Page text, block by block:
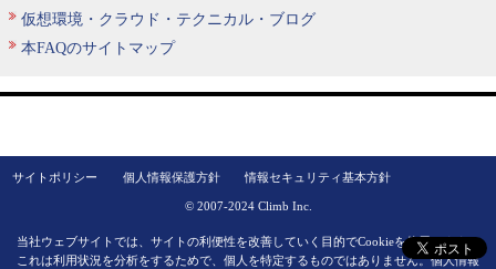
仮想環境・クラウド・テクニカル・ブログ
本FAQのサイトマップ
サイトポリシー 個人情報保護方針 情報セキュリティ基本方針
© 2007-2024 Climb Inc.
当社ウェブサイトでは、サイトの利便性を改善していく目的でCookieを使用します。
これは利用状況を分析をするためで、個人を特定するものではありません。個人情報